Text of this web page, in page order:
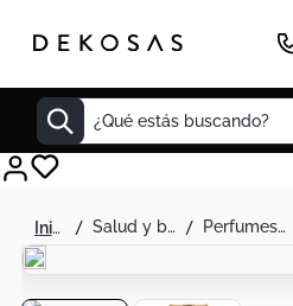
¿Qué estás buscando?
salud y belleza perfumes y splash
Decoracion